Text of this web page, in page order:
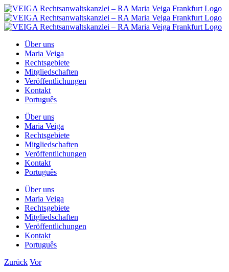
Zum
Inhalt
springen
Über uns
Maria Veiga
Rechtsgebiete
Mitgliedschaften
Veröffentlichungen
Kontakt
Português
Über uns
Maria Veiga
Rechtsgebiete
Mitgliedschaften
Veröffentlichungen
Kontakt
Português
Über uns
Maria Veiga
Rechtsgebiete
Mitgliedschaften
Veröffentlichungen
Kontakt
Português
Zurück Vor